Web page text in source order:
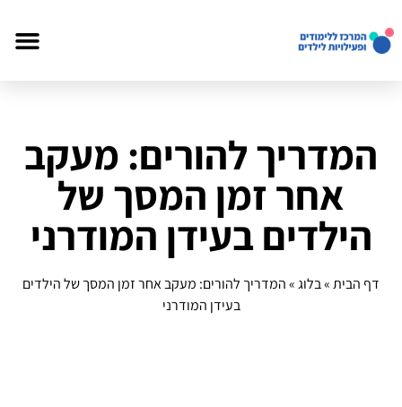
המדריך להורים: מעקב
אחר זמן המסך של
הילדים בעידן המודרני
דף הבית»בלוג»המדריך להורים: מעקב אחר זמן המסך של הילדים
בעידן המודרני